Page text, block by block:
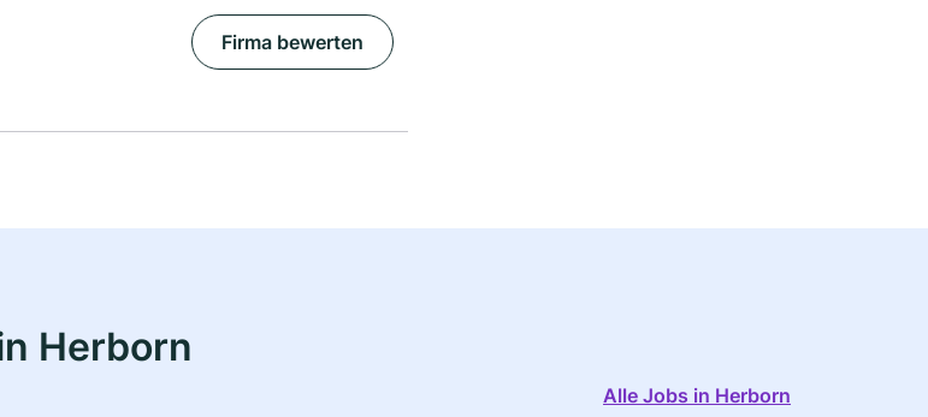
Firma bewerten
Herborn
Alle Jobs in Herborn